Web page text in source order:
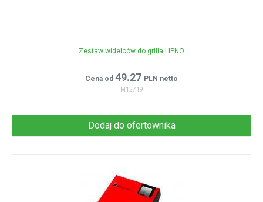
Zestaw widelców do grilla LIPNO
Cena od 49.27 PLN netto
M12719
Dodaj do ofertownika